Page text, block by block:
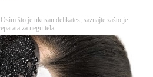
Osim što je ukusan delikates, saznajte zašto je
za negu tela